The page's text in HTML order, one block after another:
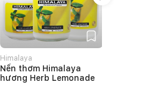
Himalaya
Nến thơm Himalaya
hương Herb Lemonade